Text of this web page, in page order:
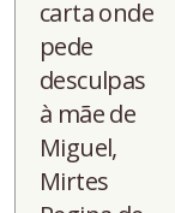
carta onde
pede
desculpas
à mãe de
Miguel,
Mirtes